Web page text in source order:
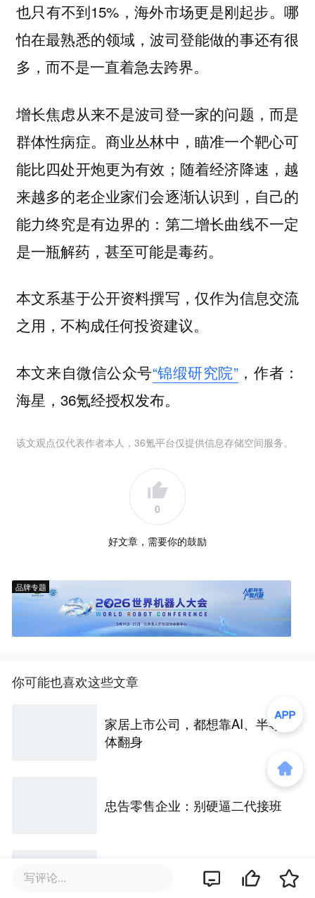
也只有不到15%，海外市场更是刚起步。哪
怕在最熟悉的领域，波司登能做的事还有很
多，而不是一直着急去跨界。
增长焦虑从来不是波司登一家的问题，而是
群体性病症。商业丛林中，瞄准一个靶心可
能比四处开炮更为有效；随着经济降速，越
来越多的老企业家们会逐渐认识到，自己的
能力终究是有边界的： 第二增长曲线不一定
是一瓶解药，甚至可能是毒药。
本文系基于公开资料撰写，仅作为信息交流
之用，不构成任何投资建议。
本文来自微信公众号“锦缎研究院”，作者：
海星，36氪经授权发布。
该文观点仅代表作者本人，36氪平台仅提供信息存储空间服务。
0
好文章，需要你的鼓励
品牌专题
你可能也喜欢这些文章
家居上市公司，都想靠AI、半导
体翻身
忠告零售企业：别硬逼二代接班
印烟标的拿10亿买药厂，背后“安
徽富豪”三度遭留置
写评论...